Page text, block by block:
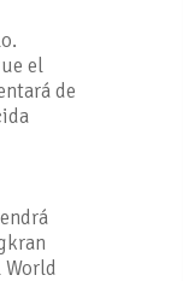
el
de
World